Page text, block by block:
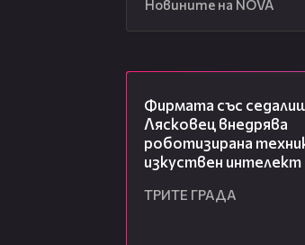
Новините на NOVA
Фирмата със
Лясковец внедрява
роботизирана
изкуствен интелект
ТРИТЕ ГРАДА